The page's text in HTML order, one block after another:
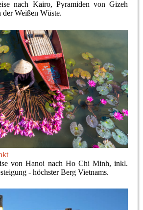
nach Kairo, Pyramiden von Gizeh
Weißen Wüste.
von Hanoi nach Ho Chi Minh, inkl.
- höchster Berg Vietnams.